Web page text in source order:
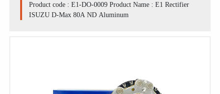
80A ND Aluminum
Product code : E1-DO-0009 Product Name : E1 Rectifier
ISUZU D-Max 80A ND Aluminum